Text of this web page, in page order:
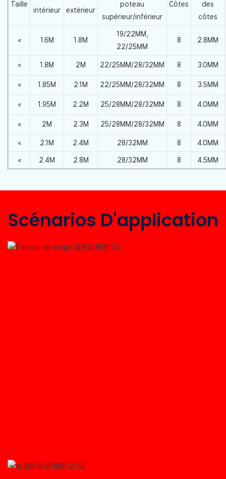
Taille
intérieur
extérieur
poteau
supérieur/inférieur
Côtes
des
côtes
« 1.6M 1.8M
19/22MM,
22/25MM
8 2.8MM
« 1.8M 2M 22/25MM/28/32MM 8 3.0MM
« 1.85M 2.1M 22/25MM/28/32MM 8 3.5MM
« 1.95M 2.2M 25/28MM/28/32MM 8 4.0MM
« 2M 2.3M 25/28MM/28/32MM 8 4.0MM
« 2.1M 2.4M 28/32MM 8 4.0MM
« 2.4M 2.8M 28/32MM 8 4.5MM
Scénarios D'application